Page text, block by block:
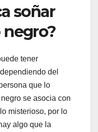
soñar
tener
del
que lo
se asocia con
misterioso, por lo
algo que la